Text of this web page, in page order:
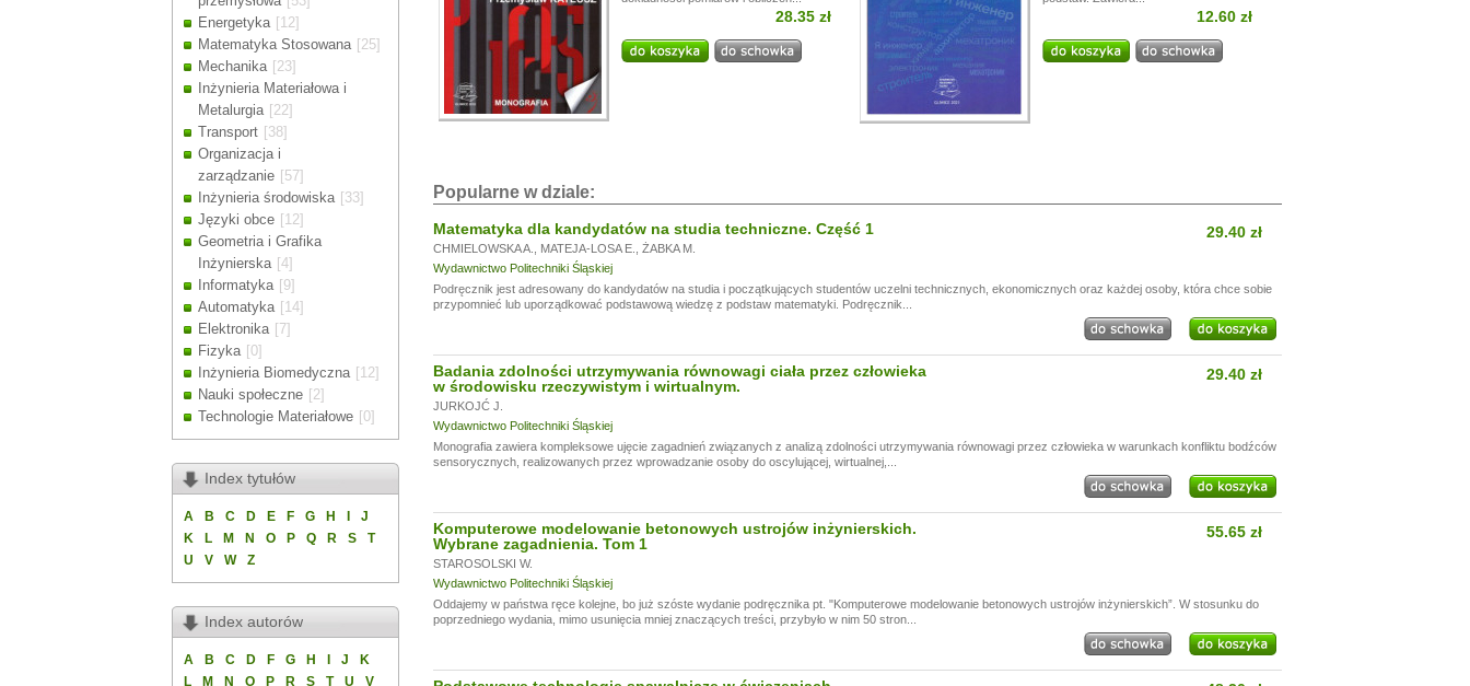
Drodzy Klienci!
Ze względu na przerwę wakacyjną, w dniach od13.07. 24.07,
zamówienia mogą być realizowane z opóźnieniem.
Dziękujemy za wyrozumiałość.
Energetyka [12]
Matematyka Stosowana [25]
Mechanika [23]
Inżynieria Materiałowa i
Metalurgia [22]
Transport [38]
Organizacja i
zarządzanie [57]
Inżynieria środowiska [33]
Języki obce [12]
Geometria i Grafika
Inżynierska [4]
Informatyka [9]
Automatyka [14]
Elektronika [7]
Fizyka [0]
Inżynieria Biomedyczna [12]
Nauki społeczne [2]
Technologie Materiałowe [0]
Index tytułów
A B C D E F G H
J
K
L M N O P Q R S
T
U
V W Z
Index autorów
A B C D F G H J
K
L
M N O P R S T U
V
28.35 zł 12.60 zł
Popularne w dziale:
Matematyka dla kandydatów na studia techniczne. Część 1
CHMIELOWSKA A. MATEJA-LOSA E.
ŻABKA M.
Wydawnictwo Politechniki Śląskiej
29.40 zł
Podręcznik jest adresowany do kandydatów na studia i początkujących studentów uczelni technicznych, ekonomicznych oraz każdej osoby, która chce sobie
przypomnieć lub uporządkować podstawową wiedzę z podstaw matematyki. Podręcznik...
Badania zdolności utrzymywania równowagi ciała przez człowieka
w środowisku rzeczywistym i wirtualnym.
JURKOJĆ J.
Wydawnictwo Politechniki Śląskiej
29.40 zł
Monografia zawiera kompleksowe ujęcie zagadnień związanych z analizą zdolności utrzymywania równowagi przez człowieka w warunkach konfliktu bodźców
sensorycznych, realizowanych przez wprowadzanie osoby do oscylującej, wirtualnej,...
Komputerowe modelowanie betonowych ustrojów inżynierskich.
Wybrane zagadnienia. Tom 1
STAROSOLSKI W.
Wydawnictwo Politechniki Śląskiej
55.65 zł
Oddajemy w państwa ręce kolejne, bo już szóste wydanie podręcznika pt. "Komputerowe modelowanie betonowych ustrojów inżynierskich”. W stosunku do
poprzedniego wydania, mimo usunięcia mniej znaczących treści, przybyło w nim 50 stron...